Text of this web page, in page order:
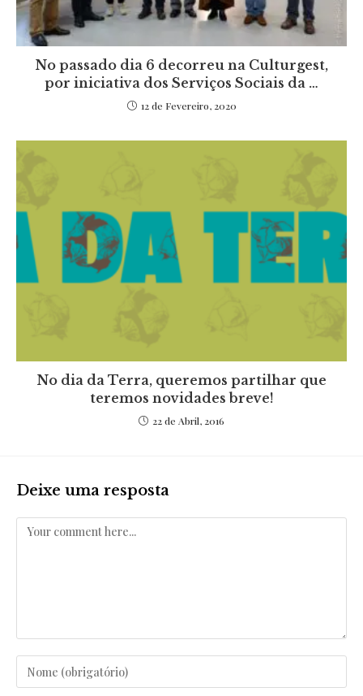
No passado dia 6 decorreu na Culturgest,
por iniciativa dos Serviços Sociais da …
12 de Fevereiro, 2020
No dia da Terra, queremos partilhar que
teremos novidades breve!
22 de Abril, 2016
Deixe uma resposta
Comentar
Enter
your